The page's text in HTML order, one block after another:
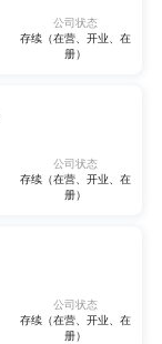
公司状态
存续（在营、开业、在
册）
公司状态
存续（在营、开业、在
册）
公司状态
存续（在营、开业、在
册）